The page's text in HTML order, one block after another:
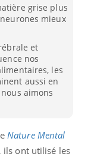
grise plus
mieux
et
nos
les
aussi en
aimons
Nature Mental
ils ont utilisé les